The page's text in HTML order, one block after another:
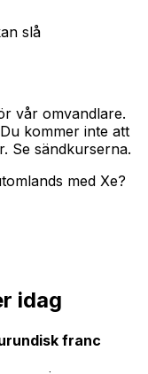
slå
vår omvandlare.
kommer inte att
Se sändkurserna.
med Xe?
idag
franc